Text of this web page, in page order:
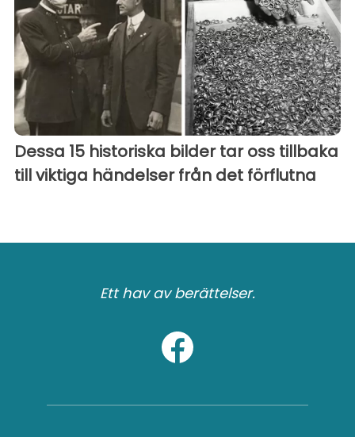
Dessa 15 historiska bilder tar oss tillbaka
till viktiga händelser från det förflutna
Ett hav av berättelser.